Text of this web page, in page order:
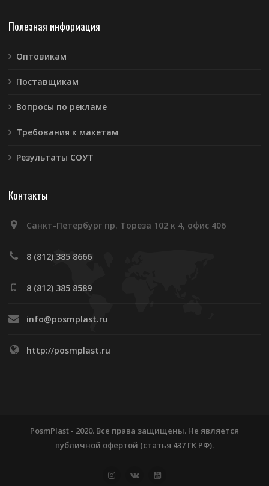
Полезная информация
Оптовикам
Поставщикам
Вопросы по рекламе
Требования к макетам
Результаты СОУТ
Контакты
Санкт-Петербург пр. Тореза 102 к 4, офис 406
8 (812) 385 8666
8 (812) 385 8589
info@posmplast.ru
http://posmplast.ru
PosmPlast - 2020. Все права защищены. Не является
публичной офертой (статья 437 ГК РФ).